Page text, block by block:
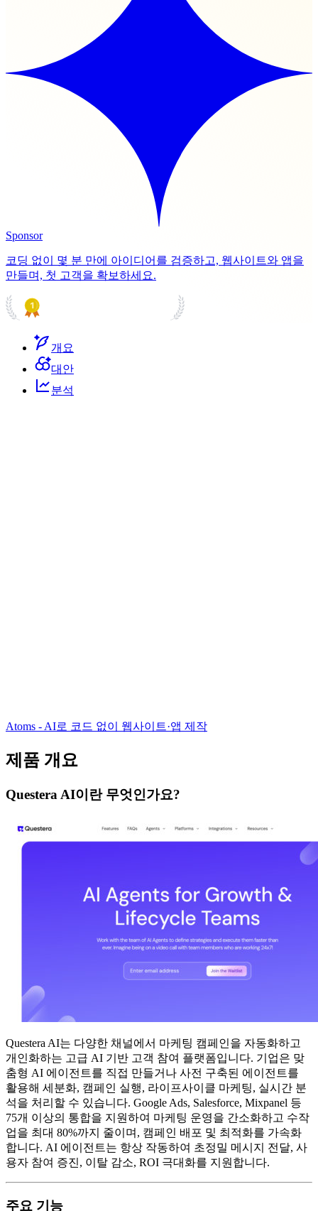
Sponsor
코딩 없이 몇 분 만에 아이디어를 검증하고, 웹사이트와 앱을
만들며, 첫 고객을 확보하세요.
개요
대안
분석
Atoms - AI로 코드 없이 웹사이트·앱 제작
제품 개요
Questera AI이란 무엇인가요?
Questera AI는 다양한 채널에서 마케팅 캠페인을 자동화하고
개인화하는 고급 AI 기반 고객 참여 플랫폼입니다. 기업은 맞
춤형 AI 에이전트를 직접 만들거나 사전 구축된 에이전트를
활용해 세분화, 캠페인 실행, 라이프사이클 마케팅, 실시간 분
석을 처리할 수 있습니다. Google Ads, Salesforce, Mixpanel 등
75개 이상의 통합을 지원하여 마케팅 운영을 간소화하고 수작
업을 최대 80%까지 줄이며, 캠페인 배포 및 최적화를 가속화
합니다. AI 에이전트는 항상 작동하여 초정밀 메시지 전달, 사
용자 참여 증진, 이탈 감소, ROI 극대화를 지원합니다.
주요 기능